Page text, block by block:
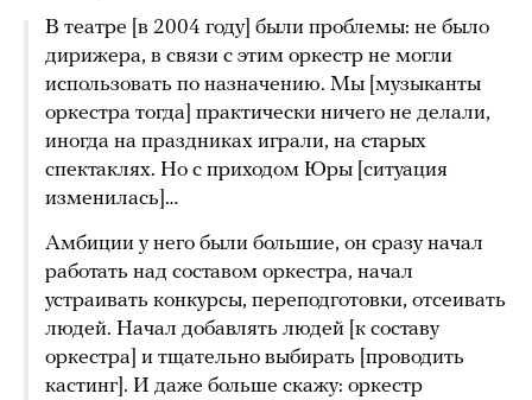
В театре [в 2004 году] были проблемы: не было
дирижера, в связи с этим оркестр не могли
использовать по назначению. Мы [музыканты
оркестра тогда] практически ничего не делали,
иногда на праздниках играли, на старых
спектаклях. Но с приходом Юры [ситуация
изменилась]…
Амбиции у него были большие, он сразу начал
работать над составом оркестра, начал
устраивать конкурсы, переподготовки, отсеивать
людей. Начал добавлять людей [к составу
оркестра] и тщательно выбирать [проводить
кастинг]. И даже больше скажу: оркестр